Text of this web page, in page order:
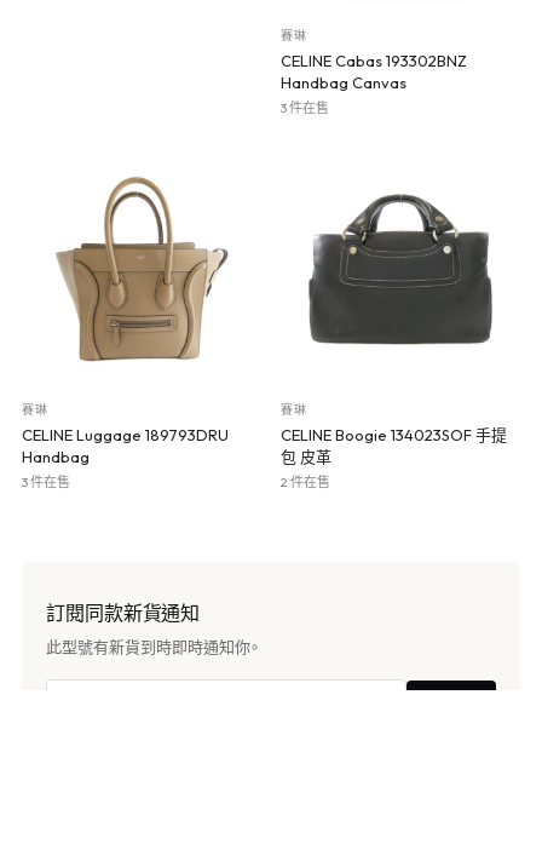
賽琳
CELINE Cabas 193302BNZ
Handbag Canvas
3 件在售
賽琳
CELINE Luggage 189793DRU
Handbag
3 件在售
賽琳
CELINE Boogie 134023SOF 手提
包 皮革
2 件在售
訂閱同款新貨通知
此型號有新貨到時即時通知你。